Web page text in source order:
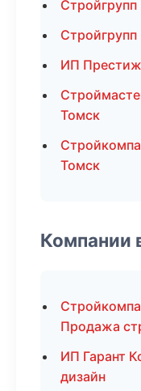
ИП
Томск
Томск
Компании
Продажа
ИП Гарант
дизайн